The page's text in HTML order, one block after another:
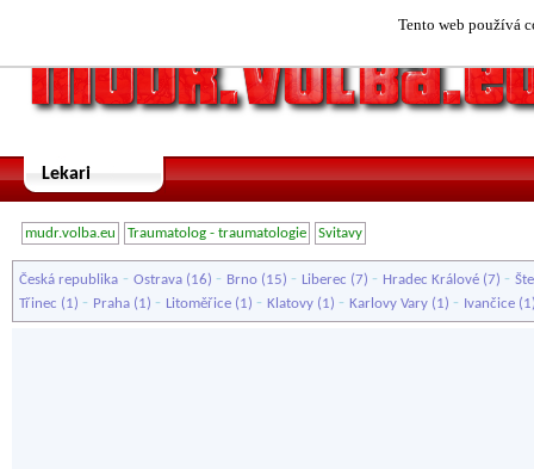
Tento web používá
Lekari
mudr.volba.eu Traumatolog - traumatologie Svitavy
Česká republika - Ostrava (16) - Brno (15) - Liberec (7) - Hradec Králové (7) -
Třinec (1) - Praha (1) - Litoměřice (1) - Klatovy (1) - Karlovy Vary (1) - Ivančice